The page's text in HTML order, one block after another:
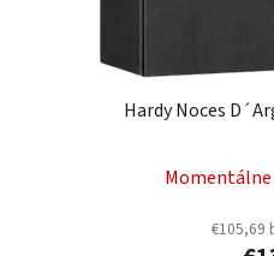
Hardy Noces
€105,69